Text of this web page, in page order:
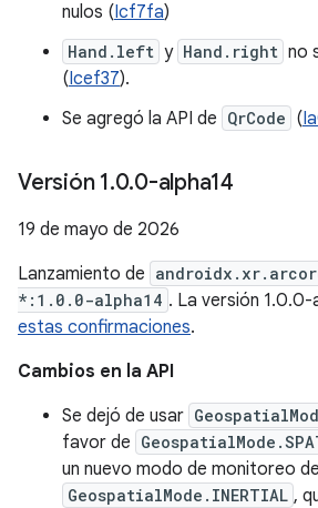
nulos (Icf7fa)
Hand.left y Hand.right no
(Icef37).
Se agregó la API de QrCode (
Versión 1.0.0-alpha14
19 de mayo de 2026
Lanzamiento de
*:1.0.0-alpha14 . La versión
estas confirmaciones.
Cambios en la API
Se dejó de usar
favor de
un nuevo modo de monitoreo
GeospatialMode.INERTIAL ,